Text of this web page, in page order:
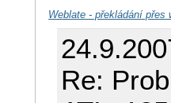
Weblate - překládání přes
Re: